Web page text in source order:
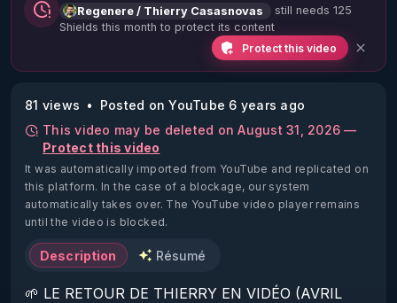
Regenere / Thierry Casasnovas
still needs 125
Shields this month to protect its content
Protect this video
81 views
Posted on YouTube 6 years ago
This video may be deleted on August 31, 2026 —
Protect this video
It was automatically imported from YouTube and replicated on
this platform. In the case of a blockage, our system
automatically takes over. The YouTube video player remains
until the video is blocked.
Description Résumé
🌱 LE RETOUR DE THIERRY EN VIDÉO (AVRIL